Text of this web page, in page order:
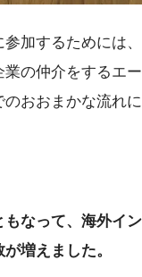
加するためには
の仲介をするエ
おおまかな流れ
なって、海外イ
増えました。